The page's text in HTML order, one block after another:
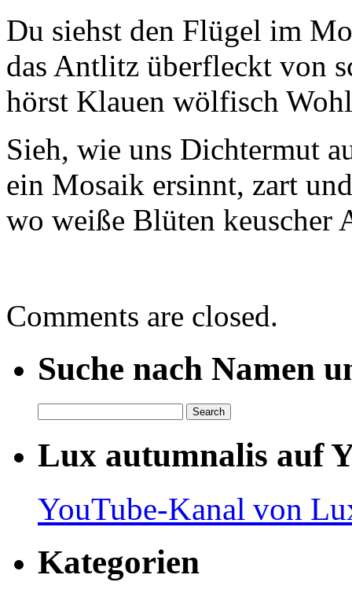
Du siehst den Flügel im
das Antlitz überfleckt von
hörst Klauen wölfisch
Sieh, wie uns Dichtermut
ein Mosaik ersinnt, zart
wo weiße Blüten keuscher
Comments are closed.
Suche nach Namen
Lux autumnalis auf
YouTube-Kanal von
Kategorien